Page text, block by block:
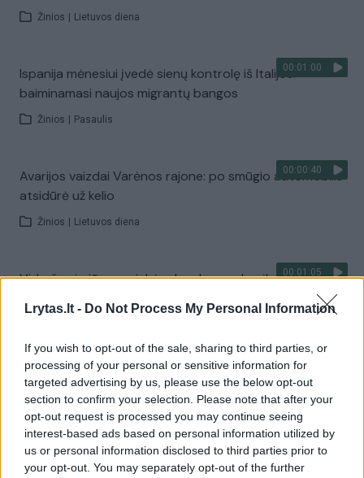
Lrytas.lt - Do Not Process My Personal Information
If you wish to opt-out of the sale, sharing to third parties, or
processing of your personal or sensitive information for
targeted advertising by us, please use the below opt-out
section to confirm your selection. Please note that after your
opt-out request is processed you may continue seeing
interest-based ads based on personal information utilized by
us or personal information disclosed to third parties prior to
your opt-out. You may separately opt-out of the further
Žinios Lietuvos diena
00:01:00
Ispanija mėnesiui įvedė sienų kontrolę iš Italijos:
baiminamasi naujos migrantų bangos
Žinios Pasaulis
00:00:40
Avarijos vaizdai Varėnos rajone: po smūgio automobilis
atsidūrė už kelio
Žinios Lietuvos diena
00:01:05
Viduržemio jūra pasiekė rekordą: vanduo įkaito iki 33
Visi įrašai
Žiūrimiausi įrašai